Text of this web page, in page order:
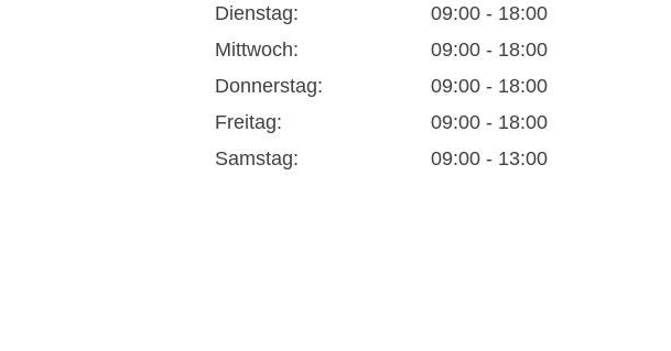
Dienstag:
09:00 - 18:00
Mittwoch:
09:00 - 18:00
Donnerstag:
09:00 - 18:00
Freitag:
09:00 - 18:00
Samstag:
09:00 - 13:00